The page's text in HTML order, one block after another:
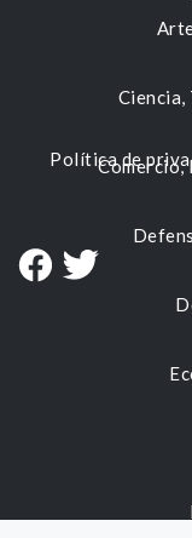
Ciencia,
Comercio,
Política de